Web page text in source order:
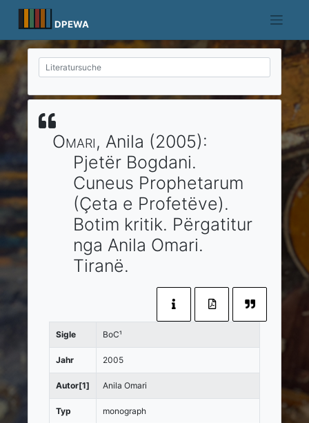
content
DPEWA
Omari, Anila (2005):
Pjetër Bogdani.
Cuneus Prophetarum
(Çeta e Profetëve).
Botim kritik. Përgatitur
nga Anila Omari.
Tiranë.
Sigle BoC¹
Jahr 2005
Autor[1] Anila Omari
Typ monograph